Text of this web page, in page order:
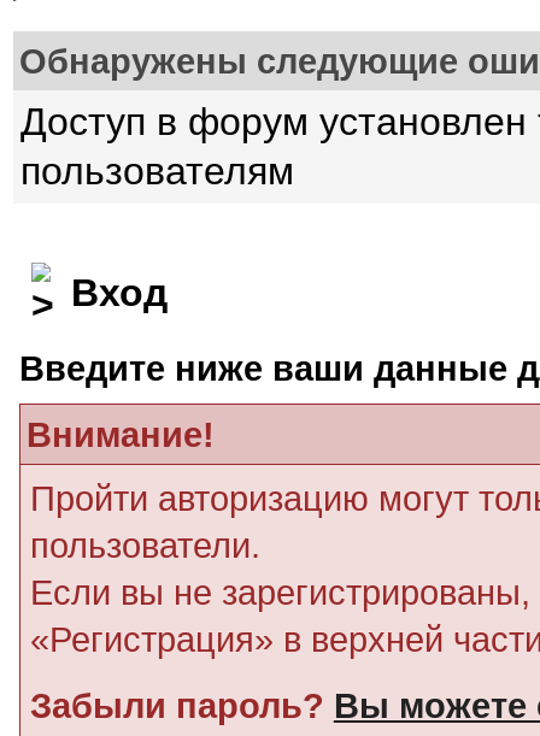
Обнаружены следующие
Доступ в форум
пользователям
Вход
Введите ниже ваши данные
Внимание!
Пройти авторизацию могут
пользователи.
Если вы не
«Регистрация» в верхней
Забыли пароль? Вы можете